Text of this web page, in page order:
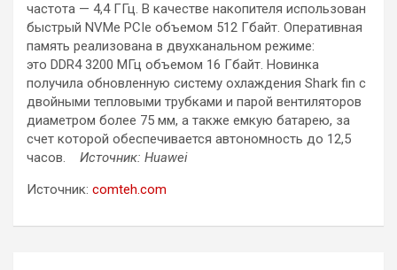
частота — 4,4 ГГц. В качестве накопителя использован
быстрый NVMe PCIe объемом 512 Гбайт. Оперативная
память реализована в двухканальном режиме:
это DDR4 3200 МГц объемом 16 Гбайт. Новинка
получила обновленную систему охлаждения Shark fin с
двойными тепловыми трубками и парой вентиляторов
диаметром более 75 мм, а также емкую батарею, за
счет которой обеспечивается автономность до 12,5
часов. Источник: Huawei
Источник: comteh.com